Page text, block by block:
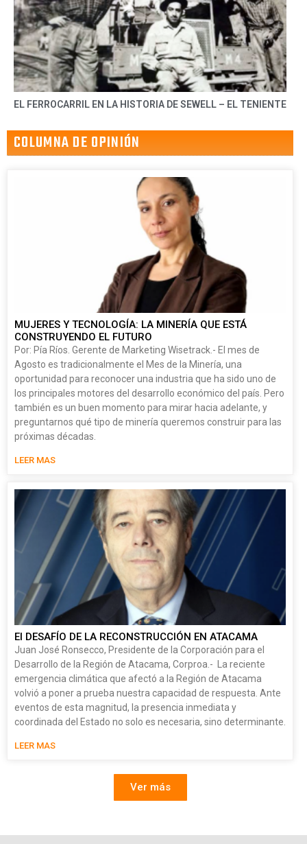
EL FERROCARRIL EN LA HISTORIA DE SEWELL – EL TENIENTE
COLUMNA DE OPINIÓN
MUJERES Y TECNOLOGÍA: LA MINERÍA QUE ESTÁ
CONSTRUYENDO EL FUTURO
Por: Pía Ríos. Gerente de Marketing Wisetrack.- El mes de
Agosto es tradicionalmente el Mes de la Minería, una
oportunidad para reconocer una industria que ha sido uno de
los principales motores del desarrollo económico del país. Pero
también es un buen momento para mirar hacia adelante, y
preguntarnos qué tipo de minería queremos construir para las
próximas décadas.
LEER MAS
El DESAFÍO DE LA RECONSTRUCCIÓN EN ATACAMA
Juan José Ronsecco, Presidente de la Corporación para el
Desarrollo de la Región de Atacama, Corproa.- La reciente
emergencia climática que afectó a la Región de Atacama
volvió a poner a prueba nuestra capacidad de respuesta. Ante
eventos de esta magnitud, la presencia inmediata y
coordinada del Estado no solo es necesaria, sino determinante.
LEER MAS
Ver más